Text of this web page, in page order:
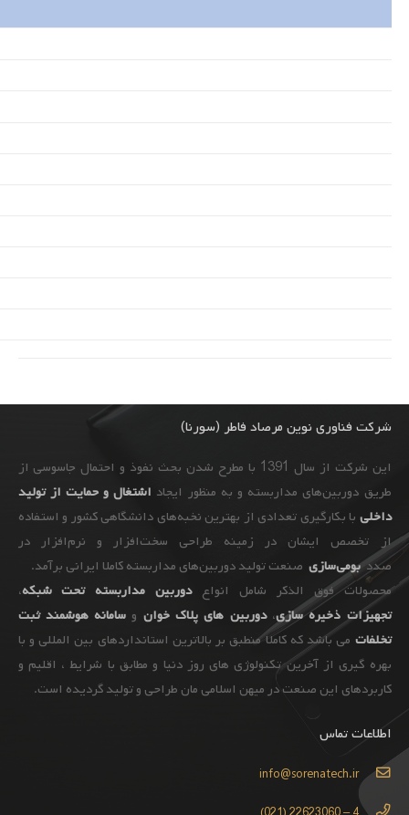
شرکت فناوری نوین مرصاد فاطر (سورنا)
این شرکت از سال 1391 با مطرح شدن بحث نفوذ و احتمال جاسوسی از
طریق دوربین‌های مداربسته و به ‌منظور ایجاد اشتغال و حمایت از تولید
داخلی با بکارگیری تعدادی از بهترین نخبه‌های دانشگاهی کشور و استفاده
از تخصص ایشان در زمینه طراحی سخت‌افزار و نرم‌افزار در
صددبومی‌سازی صنعت تولید دوربین‌های مداربسته کاملا ایرانی برآمد.
محصولات فوق الذکر شامل انواع دوربین مداربسته تحت شبکه،
تجهیزات ذخیره سازی، دوربین های پلاک خوان وسامانه هوشمند ثبت
تخلفات می باشد که کاملا منطبق بر بالاترین استانداردهای بین المللی و با
بهره گیری از آخرین تکنولوژی های روز دنیا و مطابق با شرایط ، اقلیم و
کاربردهای این صنعت در میهن اسلامی مان طراحی و تولید گردیده است.
اطلاعات تماس
info@sorenatech.ir